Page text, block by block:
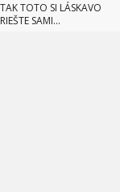
TAK TOTO SI LÁSKAVO
RIEŠTE SAMI...